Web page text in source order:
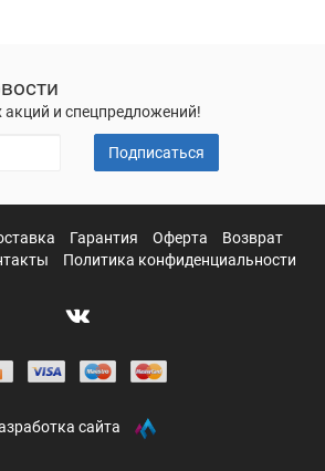
акций и спецпредложений!
Подписаться
Гарантия Оферта
Возврат
Политика конфиденциальности
сайта